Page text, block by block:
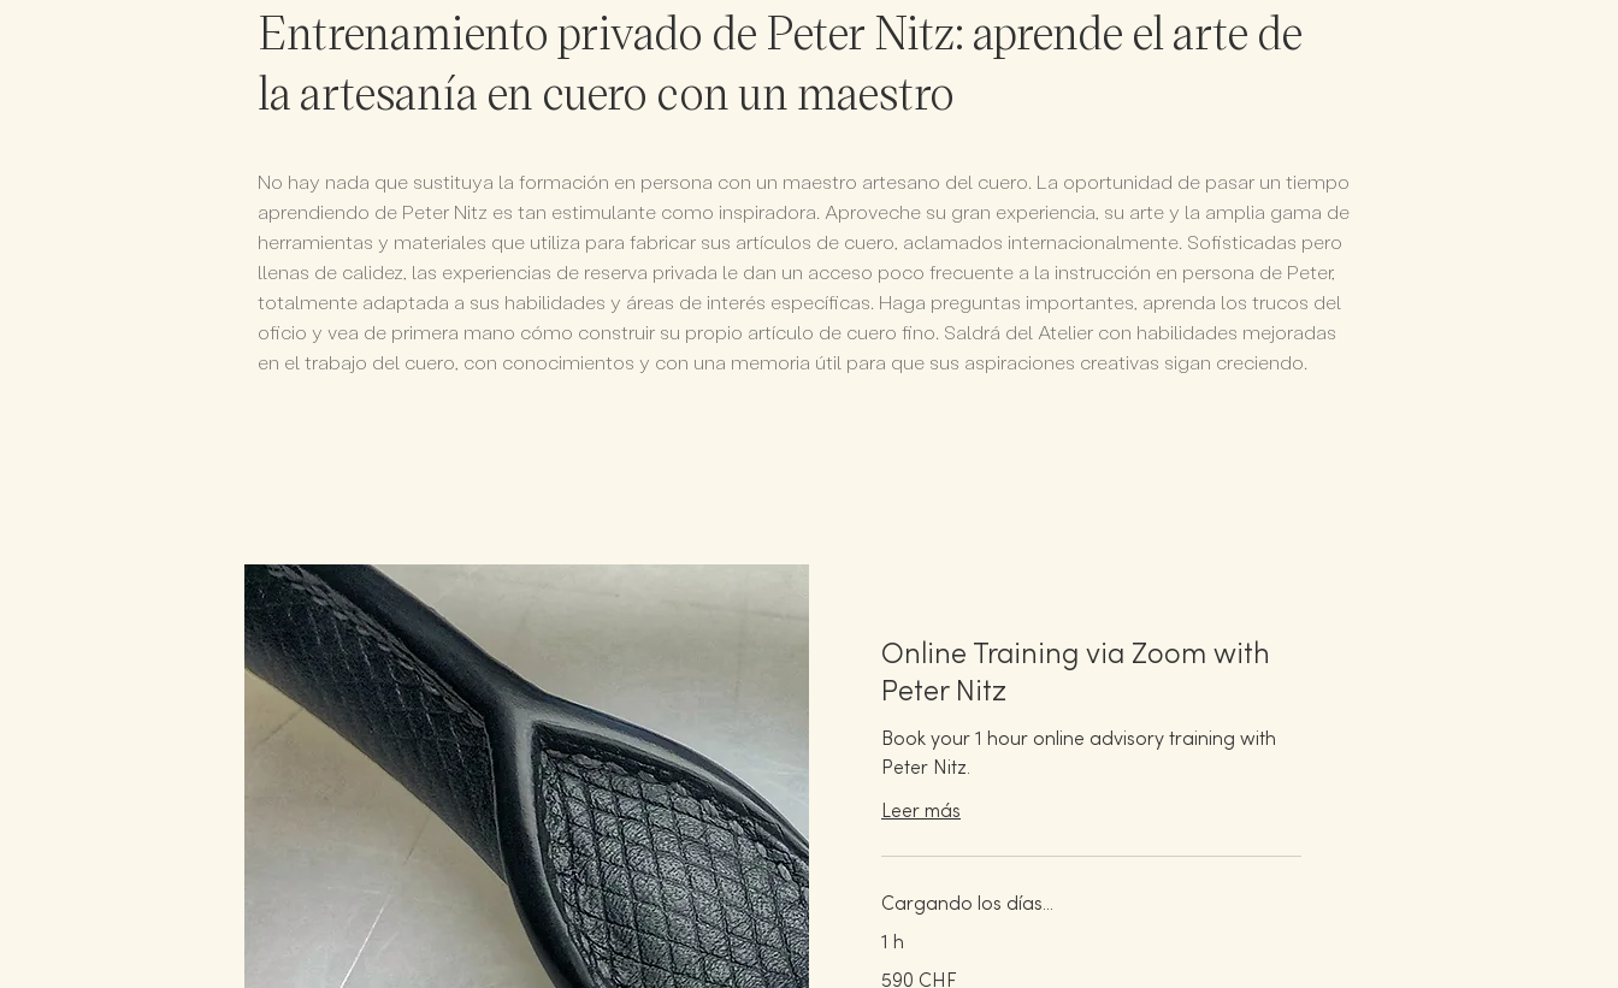
Entrenamiento privado de Peter Nitz: aprende el arte de
la artesanía en cuero con un maestro
No hay nada que sustituya la formación en persona con un maestro artesano del cuero. La oportunidad de pasar un tiempo
aprendiendo de Peter Nitz es tan estimulante como inspiradora. Aproveche su gran experiencia, su arte y la amplia gama de
herramientas y materiales que utiliza para fabricar sus artículos de cuero, aclamados internacionalmente. Sofisticadas pero
llenas de calidez, las experiencias de reserva privada le dan un acceso poco frecuente a la instrucción en persona de Peter,
totalmente adaptada a sus habilidades y áreas de interés específicas. Haga preguntas importantes, aprenda los trucos del
oficio y vea de primera mano cómo construir su propio artículo de cuero fino. Saldrá del Atelier con habilidades mejoradas
en el trabajo del cuero, con conocimientos y con una memoria útil para que sus aspiraciones creativas sigan creciendo.
Online Training via Zoom with
Peter Nitz
Book your 1 hour online advisory training with
Peter Nitz.
Leer más
Cargando los días...
1 h
francos
590 CHF